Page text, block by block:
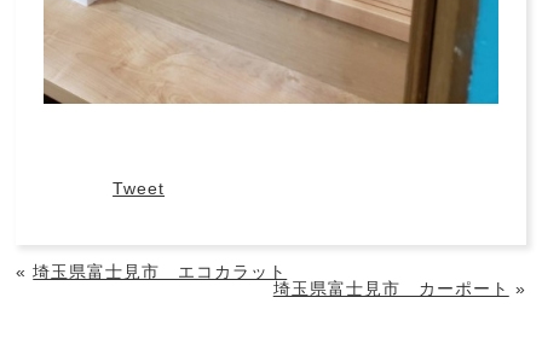
Tweet
«埼玉県富士見市 エコカラット
埼玉県富士見市 カーポート »